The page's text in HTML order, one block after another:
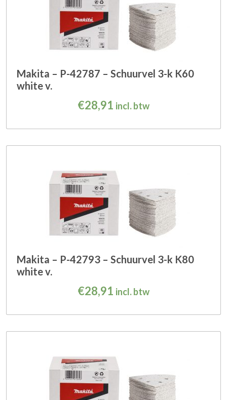
Makita – P-42787 – Schuurvel 3-k K60
white v.
€28,91 incl. btw
Makita – P-42793 – Schuurvel 3-k K80
white v.
€28,91 incl. btw